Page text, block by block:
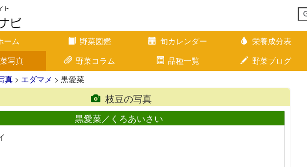
ーム 野菜図鑑 旬カレンダー 栄養成分表
写真
野菜コラム 品種一覧 野菜ブログ
真 > エダマメ > 黒愛菜
枝豆の写真
黒愛菜／くろあいさい